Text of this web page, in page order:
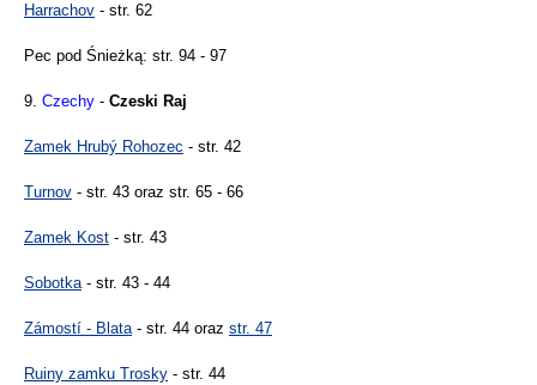
Harrachov - str. 62
Pec pod Śnieżką: str. 94 - 97
9. Czechy - Czeski Raj
Zamek Hrubý Rohozec - str. 42
Turnov - str. 43 oraz str. 65 - 66
Zamek Kost - str. 43
Sobotka- str. 43 - 44
Zámostí - Blata- str. 44 oraz str. 47
Ruiny zamku Trosky - str. 44